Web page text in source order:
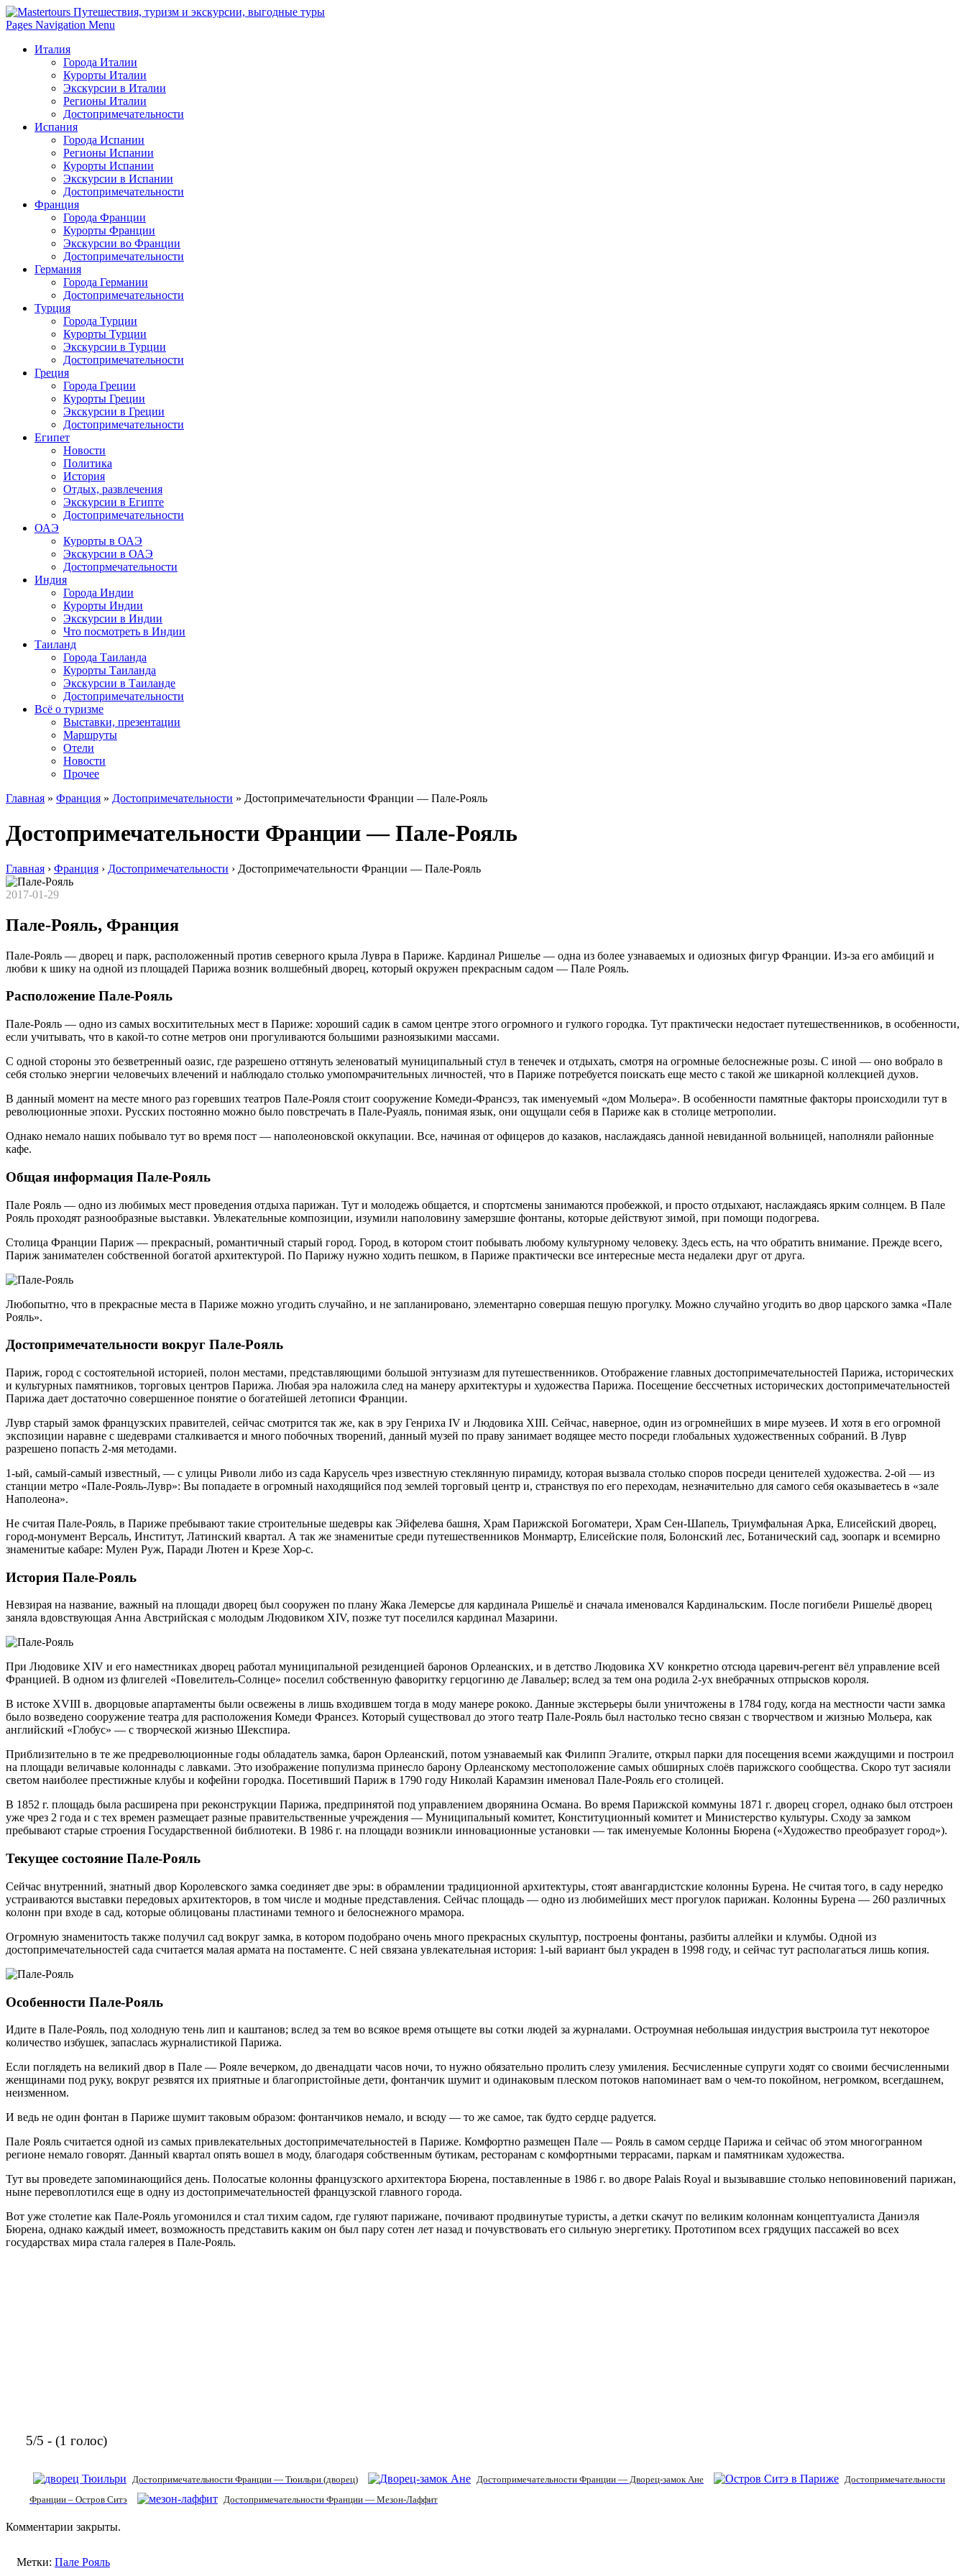
Pages Navigation Menu
Италия
Города Италии
Курорты Италии
Экскурсии в Италии
Регионы Италии
Достопримечательности
Испания
Города Испании
Регионы Испании
Курорты Испании
Экскурсии в Испании
Достопримечательности
Франция
Города Франции
Курорты Франции
Экскурсии во Франции
Достопримечательности
Германия
Города Германии
Достопримечательности
Турция
Города Турции
Курорты Турции
Экскурсии в Турции
Достопримечательности
Греция
Города Греции
Курорты Греции
Экскурсии в Греции
Достопримечательности
Египет
Новости
Политика
История
Отдых, развлечения
Экскурсии в Египте
Достопримечательности
ОАЭ
Курорты в ОАЭ
Экскурсии в ОАЭ
Достопрмечательности
Индия
Города Индии
Курорты Индии
Экскурсии в Индии
Что посмотреть в Индии
Таиланд
Города Таиланда
Курорты Таиланда
Экскурсии в Таиланде
Достопримечательности
Всё о туризме
Выставки, презентации
Маршруты
Отели
Новости
Прочее
Главная » Франция » Достопримечательности » Достопримечательности Франции — Пале-Рояль
Достопримечательности Франции — Пале-Рояль
Главная › Франция › Достопримечательности › Достопримечательности Франции — Пале-Рояль
2017-01-29
Пале-Рояль, Франция
Пале-Рояль — дворец и парк, расположенный против северного крыла Лувра в Париже. Кардинал Ришелье — одна из более узнаваемых и одиозных фигур Франции. Из-за его амбиций и
любви к шику на одной из площадей Парижа возник волшебный дворец, который окружен прекрасным садом — Пале Рояль.
Расположение Пале-Рояль
Пале-Рояль — одно из самых восхитительных мест в Париже: хороший садик в самом центре этого огромного и гулкого городка. Тут практически недостает путешественников, в особенности,
если учитывать, что в какой-то сотне метров они прогуливаются большими разноязыкими массами.
С одной стороны это безветренный оазис, где разрешено оттянуть зеленоватый муниципальный стул в тенечек и отдыхать, смотря на огромные белоснежные розы. С иной — оно вобрало в
себя столько энергии человечьих влечений и наблюдало столько умопомрачительных личностей, что в Париже потребуется поискать еще место с такой же шикарной коллекцией духов.
В данный момент на месте много раз горевших театров Пале-Рояля стоит сооружение Комеди-Франсэз, так именуемый «дом Мольера». В особенности памятные факторы происходили тут в
революционные эпохи. Русских постоянно можно было повстречать в Пале-Руаяль, понимая язык, они ощущали себя в Париже как в столице метрополии.
Однако немало наших побывало тут во время пост — наполеоновской оккупации. Все, начиная от офицеров до казаков, наслаждаясь данной невиданной вольницей, наполняли районные
кафе.
Общая информация Пале-Рояль
Пале Рояль — одно из любимых мест проведения отдыха парижан. Тут и молодежь общается, и спортсмены занимаются пробежкой, и просто отдыхают, наслаждаясь ярким солнцем. В Пале
Рояль проходят разнообразные выставки. Увлекательные композиции, изумили наполовину замерзшие фонтаны, которые действуют зимой, при помощи подогрева.
Столица Франции Париж — прекрасный, романтичный старый город. Город, в котором стоит побывать любому культурному человеку. Здесь есть, на что обратить внимание. Прежде всего,
Париж занимателен собственной богатой архитектурой. По Парижу нужно ходить пешком, в Париже практически все интересные места недалеки друг от друга.
Любопытно, что в прекрасные места в Париже можно угодить случайно, и не запланировано, элементарно совершая пешую прогулку. Можно случайно угодить во двор царского замка «Пале
Рояль».
Достопримечательности вокруг Пале-Рояль
Париж, город с состоятельной историей, полон местами, представляющими большой энтузиазм для путешественников. Отображение главных достопримечательностей Парижа, исторических
и культурных памятников, торговых центров Парижа. Любая эра наложила след на манеру архитектуры и художества Парижа. Посещение бессчетных исторических достопримечательностей
Парижа дает достаточно совершенное понятие о богатейшей летописи Франции.
Лувр старый замок французских правителей, сейчас смотрится так же, как в эру Генриха IV и Людовика XIII. Сейчас, наверное, один из огромнейших в мире музеев. И хотя в его огромной
экспозиции наравне с шедеврами сталкивается и много побочных творений, данный музей по праву занимает водящее место посреди глобальных художественных собраний. В Лувр
разрешено попасть 2-мя методами.
1-ый, самый-самый известный, — с улицы Риволи либо из сада Карусель чрез известную стеклянную пирамиду, которая вызвала столько споров посреди ценителей художества. 2-ой — из
станции метро «Пале-Рояль-Лувр»: Вы попадаете в огромный находящийся под землей торговый центр и, странствуя по его переходам, незначительно для самого себя оказываетесь в «зале
Наполеона».
Не считая Пале-Рояль, в Париже пребывают такие строительные шедевры как Эйфелева башня, Храм Парижской Богоматери, Храм Сен-Шапель, Триумфальная Арка, Елисейский дворец,
город-монумент Версаль, Институт, Латинский квартал. А так же знаменитые среди путешественников Монмартр, Елисейские поля, Болонский лес, Ботанический сад, зоопарк и всемирно
знаменитые кабаре: Мулен Руж, Паради Лютен и Крезе Хор-с.
История Пале-Рояль
Невзирая на название, важный на площади дворец был сооружен по плану Жака Лемерсье для кардинала Ришельё и сначала именовался Кардинальским. После погибели Ришельё дворец
заняла вдовствующая Анна Австрийская с молодым Людовиком XIV, позже тут поселился кардинал Мазарини.
При Людовике XIV и его наместниках дворец работал муниципальной резиденцией баронов Орлеанских, и в детство Людовика XV конкретно отсюда царевич-регент вёл управление всей
Францией. В одном из флигелей «Повелитель-Солнце» поселил собственную фаворитку герцогиню де Лавальер; вслед за тем она родила 2-ух внебрачных отпрысков короля.
В истоке XVIII в. дворцовые апартаменты были освежены в лишь входившем тогда в моду манере рококо. Данные экстерьеры были уничтожены в 1784 году, когда на местности части замка
было возведено сооружение театра для расположения Комеди Франсез. Который существовал до этого театр Пале-Рояль был настолько тесно связан с творчеством и жизнью Мольера, как
английский «Глобус» — с творческой жизнью Шекспира.
Приблизительно в те же предреволюционные годы обладатель замка, барон Орлеанский, потом узнаваемый как Филипп Эгалите, открыл парки для посещения всеми жаждущими и построил
на площади величавые колоннады с лавками. Это изображение популизма принесло барону Орлеанскому местоположение самых обширных слоёв парижского сообщества. Скоро тут засияли
светом наиболее престижные клубы и кофейни городка. Посетивший Париж в 1790 году Николай Карамзин именовал Пале-Рояль его столицей.
В 1852 г. площадь была расширена при реконструкции Парижа, предпринятой под управлением дворянина Османа. Во время Парижской коммуны 1871 г. дворец сгорел, однако был отстроен
уже чрез 2 года и с тех времен размещает разные правительственные учреждения — Муниципальный комитет, Конституционный комитет и Министерство культуры. Сходу за замком
пребывают старые строения Государственной библиотеки. В 1986 г. на площади возникли инновационные установки — так именуемые Колонны Бюрена («Художество преобразует город»).
Текущее состояние Пале-Рояль
Сейчас внутренний, знатный двор Королевского замка соединяет две эры: в обрамлении традиционной архитектуры, стоят авангардистские колонны Бурена. Не считая того, в саду нередко
устраиваются выставки передовых архитекторов, в том числе и модные представления. Сейчас площадь — одно из любимейших мест прогулок парижан. Колонны Бурена — 260 различных
колонн при входе в сад, которые облицованы пластинами темного и белоснежного мрамора.
Огромную знаменитость также получил сад вокруг замка, в котором подобрано очень много прекрасных скульптур, построены фонтаны, разбиты аллейки и клумбы. Одной из
достопримечательностей сада считается малая армата на постаменте. С ней связана увлекательная история: 1-ый вариант был украден в 1998 году, и сейчас тут располагаться лишь копия.
Особенности Пале-Рояль
Идите в Пале-Рояль, под холодную тень лип и каштанов; вслед за тем во всякое время отыщете вы сотки людей за журналами. Остроумная небольшая индустрия выстроила тут некоторое
количество избушек, запаслась журналистикой Парижа.
Если поглядеть на великий двор в Пале — Рояле вечерком, до двенадцати часов ночи, то нужно обязательно пролить слезу умиления. Бесчисленные супруги ходят со своими бесчисленными
женщинами под руку, вокруг резвятся их приятные и благопристойные дети, фонтанчик шумит и одинаковым плеском потоков напоминает вам о чем-то покойном, негромком, всегдашнем,
неизменном.
И ведь не один фонтан в Париже шумит таковым образом: фонтанчиков немало, и всюду — то же самое, так будто сердце радуется.
Пале Рояль считается одной из самых привлекательных достопримечательностей в Париже. Комфортно размещен Пале — Рояль в самом сердце Парижа и сейчас об этом многогранном
регионе немало говорят. Данный квартал опять вошел в моду, благодаря собственным бутикам, ресторанам с комфортными террасами, паркам и памятникам художества.
Тут вы проведете запоминающийся день. Полосатые колонны французского архитектора Бюрена, поставленные в 1986 г. во дворе Palais Royal и вызывавшие столько неповиновений парижан,
ныне перевоплотился еще в одну из достопримечательностей французской главного города.
Вот уже столетие как Пале-Рояль угомонился и стал тихим садом, где гуляют парижане, почивают продвинутые туристы, а детки скачут по великим колоннам концептуалиста Даниэля
Бюрена, однако каждый имеет, возможность представить каким он был пару сотен лет назад и почувствовать его сильную энергетику. Прототипом всех грядущих пассажей во всех
государствах мира стала галерея в Пале-Рояль.
5/5 - (1 голос)
Достопримечательности Франции — Тюильри (дворец) Достопримечательности Франции — Дворец-замок Ане
Достопримечательности
Франции – Остров Ситэ
Достопримечательности Франции — Мезон-Лаффит
Комментарии закрыты.
Метки: Пале Рояль